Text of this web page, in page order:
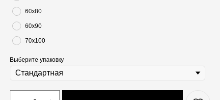
60х80
60х90
70х100
Выберите упаковку